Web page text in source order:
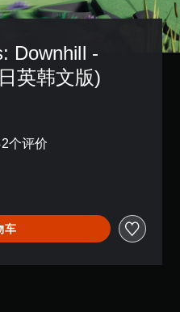
Downhill -
英韩文版)
个评价
车